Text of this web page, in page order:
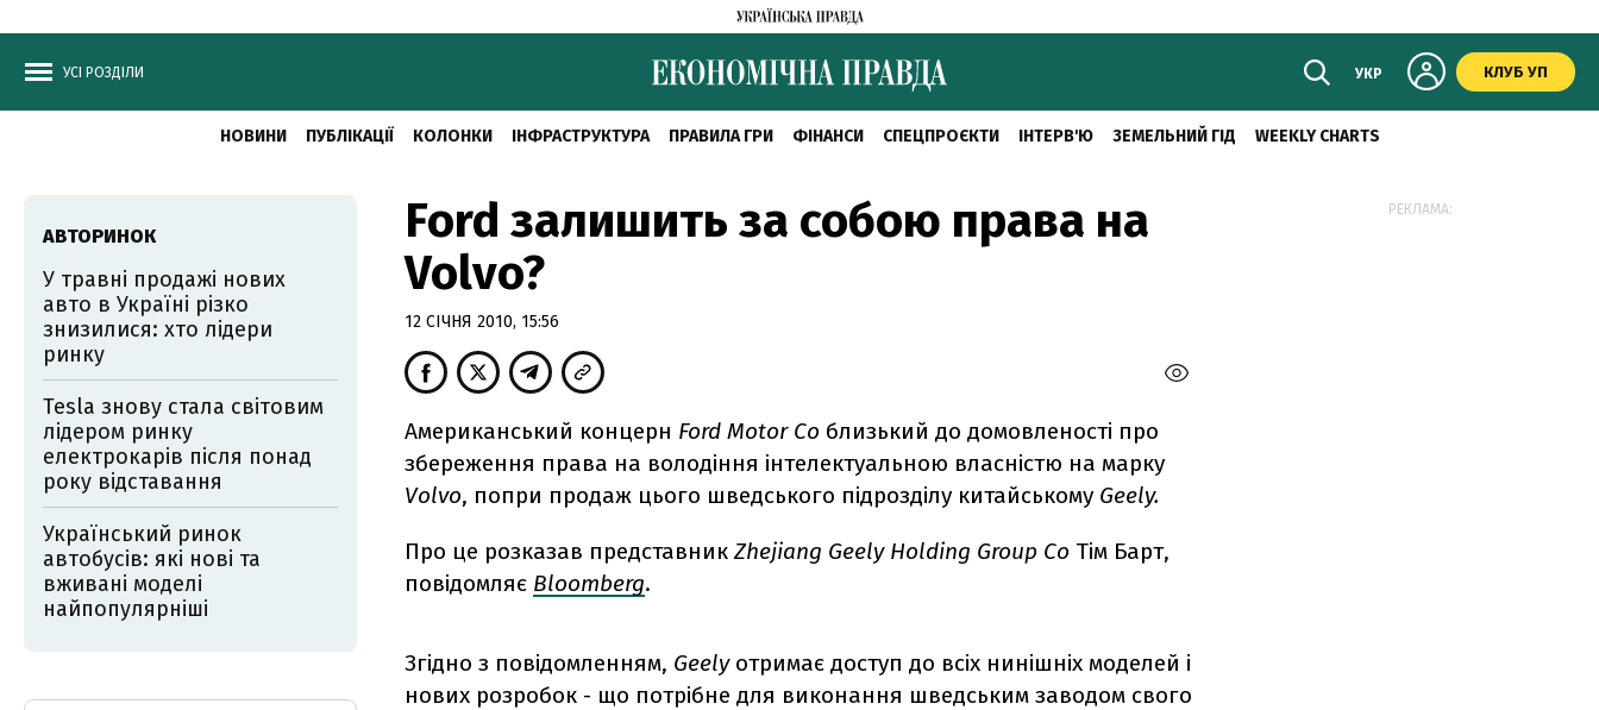
УСІ РОЗДІЛИ УКР КЛУБ УП
НОВИНИ ПУБЛІКАЦІЇ КОЛОНКИ ІНФРАСТРУКТУРА ПРАВИЛА ГРИ ФІНАНСИ СПЕЦПРОЄКТИ ІНТЕРВ'Ю ЗЕМЕЛЬНИЙ ГІД WEEKLY CHARTS
Ford залишить за собою права на
Volvo?
12 СІЧНЯ 2010, 15:56
Американський концерн Ford Motor Co близький до домовленості про
збереження права на володіння інтелектуальною власністю на марку
Volvo, попри продаж цього шведського підрозділу китайському Geely.
Про це розказав представник Zhejiang Geely Holding Group Co Тім Барт,
повідомляє Bloomberg.
Згідно з повідомленням, Geely отримає доступ до всіх нинішніх моделей і
нових розробок - що потрібне для виконання шведським заводом свого
АВТОРИНОК
У травні продажі нових
авто в Україні різко
знизилися: хто лідери
ринку
Tesla знову стала світовим
лідером ринку
електрокарів після понад
року відставання
Український ринок
автобусів: які нові та
вживані моделі
найпопулярніші
РЕКЛАМА: